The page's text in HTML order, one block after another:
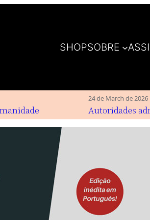
SHOPSOBRE
24 de March de 2026
Autoridades